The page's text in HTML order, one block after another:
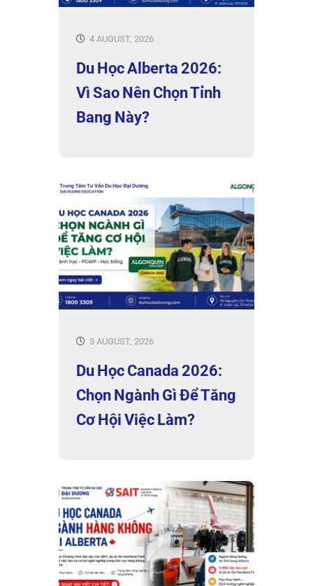
4 AUGUST, 2026
Du Học Alberta 2026:
Vì Sao Nên Chọn Tỉnh
Bang Này?
3 AUGUST, 2026
Du Học Canada 2026:
Chọn Ngành Gì Để Tăng
Cơ Hội Việc Làm?